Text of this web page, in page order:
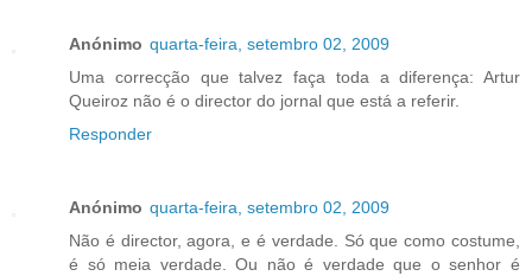
Anónimo quarta-feira, setembro 02, 2009
Uma correcção que talvez faça toda a diferença: Artur
Queiroz não é o director do jornal que está a referir.
Responder
Anónimo quarta-feira, setembro 02, 2009
Não é director, agora, e é verdade. Só que como costume,
é só meia verdade. Ou não é verdade que o senhor é